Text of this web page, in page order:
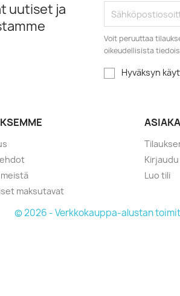
uutiset ja
Voit peruuttaa
oikeudellisista
Hyväksyn
maksutavat
Luo tili
© 2026 - Verkkokauppa-alustan